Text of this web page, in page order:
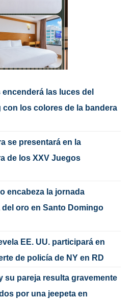
las luces del
con los colores de la bandera
se presentará en la
de los XXV Juegos
encabeza la jornada
oro en Santo Domingo
EE. UU. participará en
de policía de NY en RD
su pareja resulta gravemente
por una jeepeta en